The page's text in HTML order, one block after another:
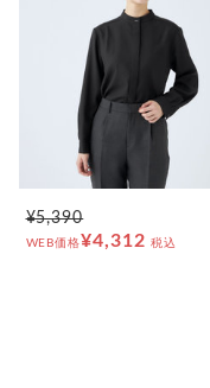
¥5,390
WEB価格¥4,312 税込